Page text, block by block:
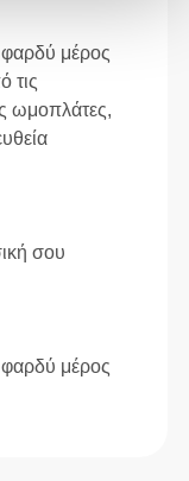
μέρος
τις
ωμοπλάτες,
σου
μέρος